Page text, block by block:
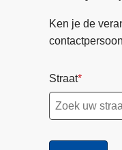
Ken je de
Straat